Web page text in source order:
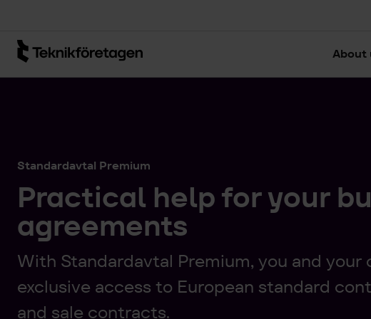
About
Standardavtal Premium
Practical help for your
agreements
With Standardavtal Premium, you and your
exclusive access to European standard
and sale contracts.